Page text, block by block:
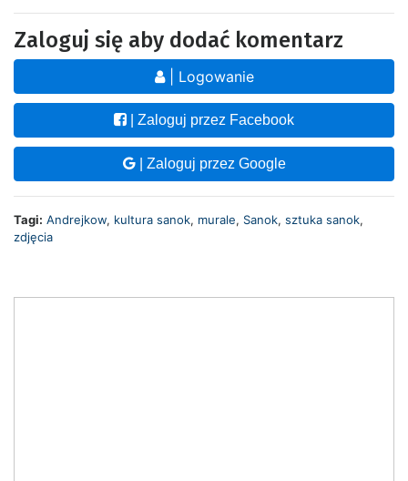
Zaloguj się aby dodać komentarz
| Logowanie
| Zaloguj przez Facebook
| Zaloguj przez Google
Tagi: Andrejkow, kultura sanok, murale, Sanok, sztuka sanok,
zdjęcia